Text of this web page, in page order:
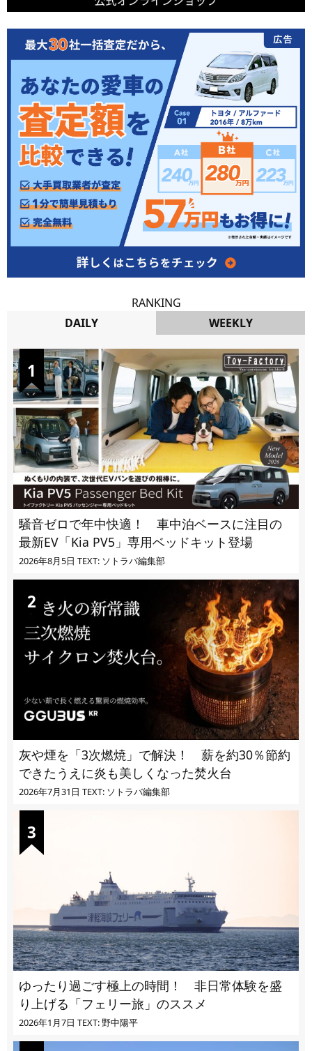
RANKING
DAILY
WEEKLY
騒音ゼロで年中快適！ 車中泊ベースに注目の
最新EV「Kia PV5」専用ベッドキット登場
2026年8月5日 TEXT: ソトラバ編集部
灰や煙を「3次燃焼」で解決！ 薪を約30％節約
できたうえに炎も美しくなった焚火台
2026年7月31日 TEXT: ソトラバ編集部
ゆったり過ごす極上の時間！ 非日常体験を盛
り上げる「フェリー旅」のススメ
2026年1月7日 TEXT: 野中陽平